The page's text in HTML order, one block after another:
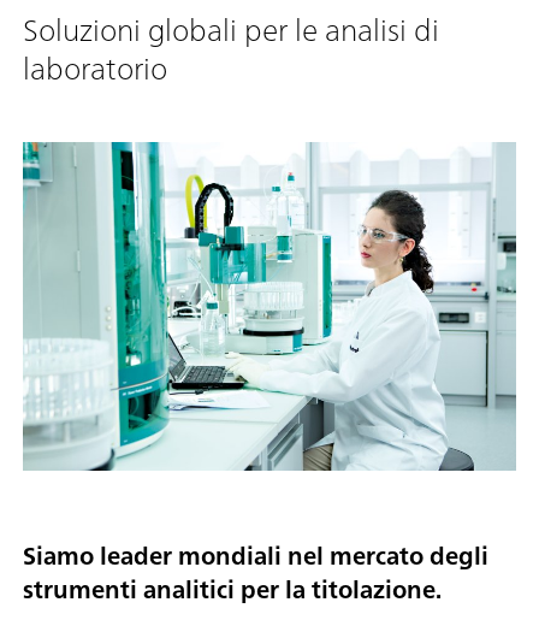
Soluzioni globali per le analisi di
laboratorio
Siamo leader mondiali nel mercato degli
strumenti analitici per la titolazione.